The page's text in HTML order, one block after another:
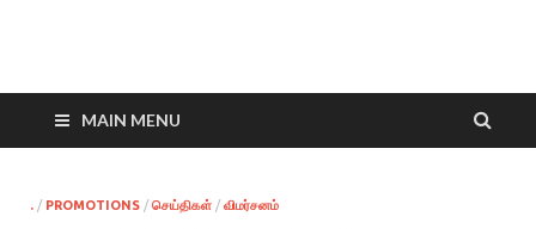
MAIN MENU
. / PROMOTIONS / செய்திகள் / விமர்சனம்